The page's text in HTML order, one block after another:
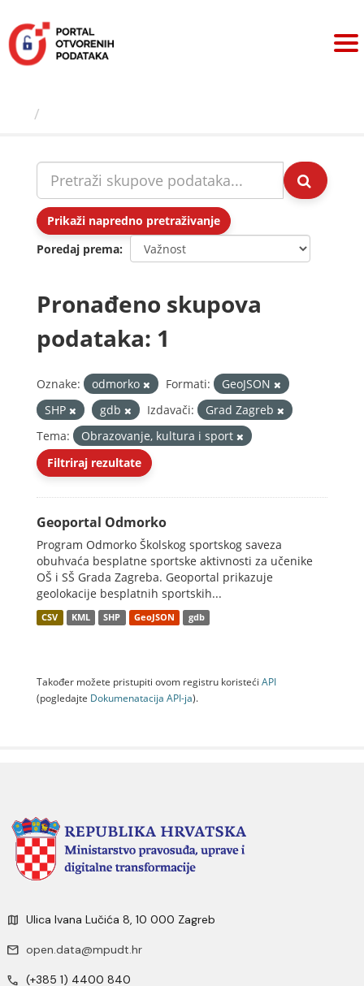
sadržaj
Prikaži napredno pretraživanje
Poredaj prema
Pronađeno skupova
podataka: 1
Oznake: odmorko Formati:
GeoJSON
SHP
gdb Izdavači:
Grad Zagreb
Tema:
Obrazovanje, kultura i sport
Filtriraj rezultate
Geoportal Odmorko
Program Odmorko Školskog sportskog saveza
obuhvaća besplatne sportske aktivnosti za učenike
OŠ i SŠ Grada Zagreba. Geoportal prikazuje
geolokacije besplatnih sportskih...
CSV KML SHP GeoJSON gdb
Također možete pristupiti ovom registru koristeći API
(pogledajte Dokumenаtаcijа API-jа).